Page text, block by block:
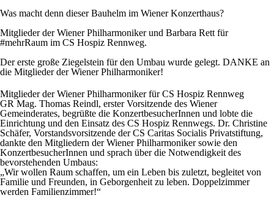
Was macht denn dieser Bauhelm im Wiener Konzerthaus?
Mitglieder der Wiener Philharmoniker und Barbara Rett für
#mehrRaum im CS Hospiz Rennweg.
Der erste große Ziegelstein für den Umbau wurde gelegt. DANKE an
die Mitglieder der Wiener Philharmoniker!
Mitglieder der Wiener Philharmoniker für CS Hospiz Rennweg
GR Mag. Thomas Reindl, erster Vorsitzende des Wiener
Gemeinderates, begrüßte die KonzertbesucherInnen und lobte die
Einrichtung und den Einsatz des CS Hospiz Rennwegs. Dr. Christine
Schäfer, Vorstandsvorsitzende der CS Caritas Socialis Privatstiftung,
dankte den Mitgliedern der Wiener Philharmoniker sowie den
KonzertbesucherInnen und sprach über die Notwendigkeit des
bevorstehenden Umbaus:
„Wir wollen Raum schaffen, um ein Leben bis zuletzt, begleitet von
Familie und Freunden, in Geborgenheit zu leben. Doppelzimmer
werden Familienzimmer!“